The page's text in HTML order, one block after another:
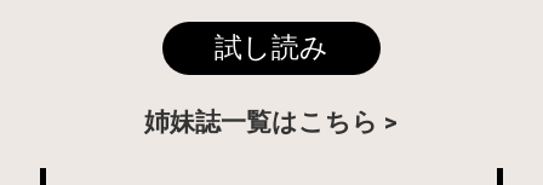
試し読み
姉妹誌一覧はこちら